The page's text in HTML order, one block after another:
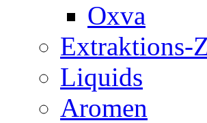
Oxva
Extraktions-
Liquids
Aromen